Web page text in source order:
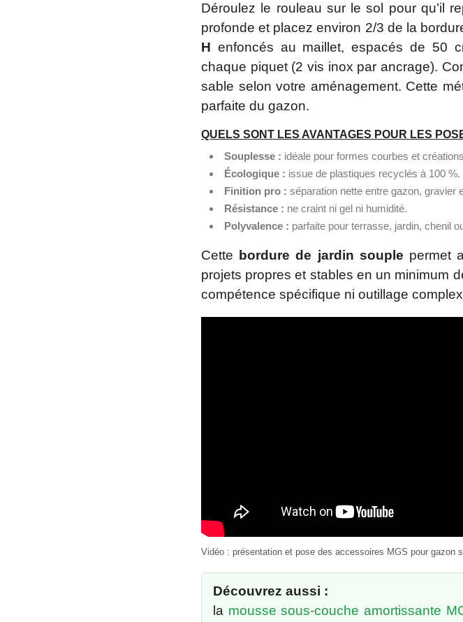
Déroulez le rouleau sur le sol pour qu’il
profonde et placez environ 2/3 de la
H enfoncés au maillet, espacés de 50
chaque piquet (2 vis inox par ancrage).
sable selon votre aménagement. Cette
parfaite du gazon.
QUELS SONT LES AVANTAGES POUR LES
Souplesse : idéale pour formes courbes et
Écologique : issue de plastiques recyclés à 100 %.
Finition pro : séparation nette entre gazon, gravier
Résistance : ne craint ni gel ni humidité.
Polyvalence : parfaite pour terrasse, jardin, chenil
Cette bordure de jardin souple permet
projets propres et stables en un minimum
compétence spécifique ni outillage
Vidéo : présentation et pose des accessoires MGS pour gazon
Découvrez aussi :
la mousse sous-couche amortissante